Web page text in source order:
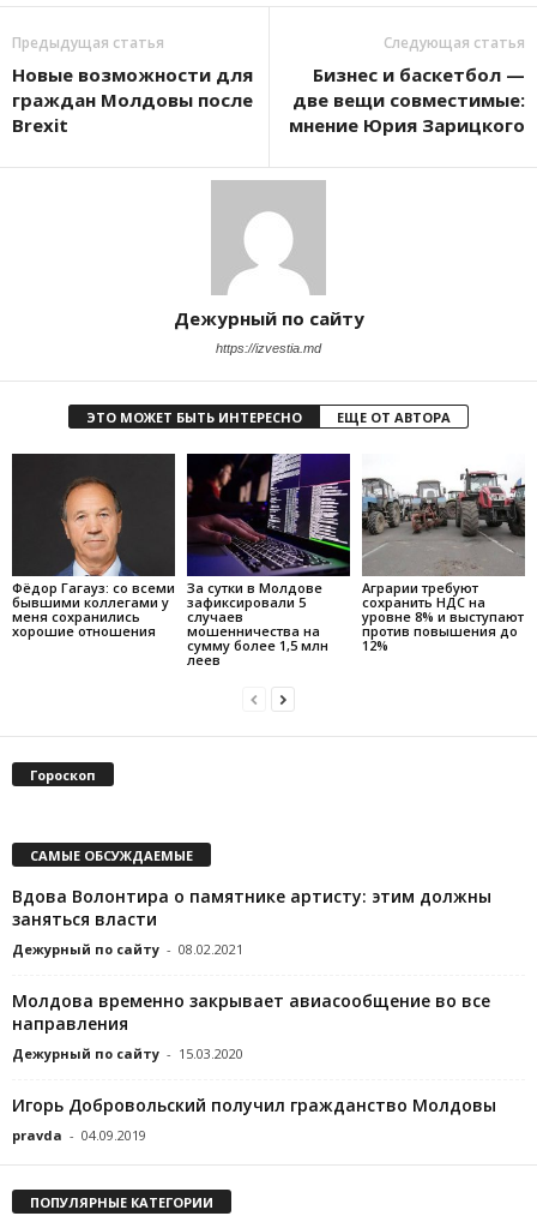
Предыдущая статья
Новые возможности для
граждан Молдовы после
Brexit
Следующая статья
Бизнес и баскетбол —
две вещи совместимые:
мнение Юрия Зарицкого
Дежурный по сайту
https://izvestia.md
ЭТО МОЖЕТ БЫТЬ ИНТЕРЕСНО ЕЩЕ ОТ АВТОРА
Фёдор Гагауз: со всеми
бывшими коллегами у
меня сохранились
хорошие отношения
За сутки в Молдове
зафиксировали 5
случаев
мошенничества на
сумму более 1,5 млн
леев
Аграрии требуют
сохранить НДС на
уровне 8% и выступают
против повышения до
12%
Гороскоп
САМЫЕ ОБСУЖДАЕМЫЕ
Вдова Волонтира о памятнике артисту: этим должны
заняться власти
Дежурный по сайту - 08.02.2021
Молдова временно закрывает авиасообщение во все
направления
Дежурный по сайту - 15.03.2020
Игорь Добровольский получил гражданство Молдовы
pravda - 04.09.2019
ПОПУЛЯРНЫЕ КАТЕГОРИИ